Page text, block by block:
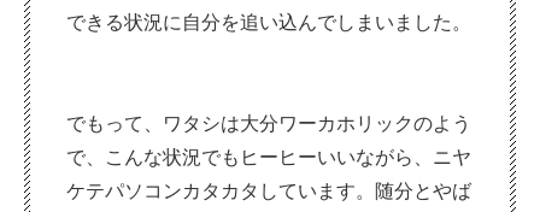
できる状況に自分を追い込んでしまいました。
でもって、ワタシは大分ワーカホリックのよう
で、こんな状況でもヒーヒーいいながら、ニヤ
ケテパソコンカタカタしています。随分とやば